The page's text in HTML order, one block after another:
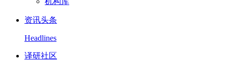
资讯头条
Headlines
译研社区